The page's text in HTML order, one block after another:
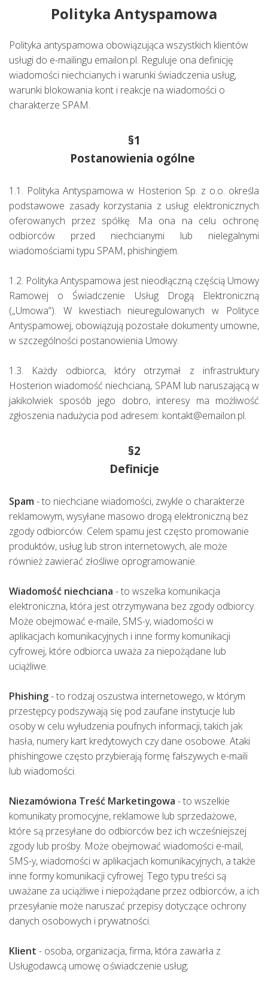
Polityka Antyspamowa
Polityka antyspamowa obowiązująca wszystkich klientów
usługi do e-mailingu emailon.pl. Reguluje ona definicję
wiadomości niechcianych i warunki świadczenia usług,
warunki blokowania kont i reakcje na wiadomości o
charakterze SPAM.
§1
Postanowienia ogólne
1.1. Polityka Antyspamowa w Hosterion Sp. z o.o. określa
podstawowe zasady korzystania z usług elektronicznych
oferowanych przez spółkę. Ma ona na celu ochronę
odbiorców przed niechcianymi lub nielegalnymi
wiadomościami typu SPAM, phishingiem.
1.2. Polityka Antyspamowa jest nieodłączną częścią Umowy
Ramowej o Świadczenie Usług Drogą Elektroniczną
(„Umowa”). W kwestiach nieuregulowanych w Polityce
Antyspamowej, obowiązują pozostałe dokumenty umowne,
w szczególności postanowienia Umowy.
1.3. Każdy odbiorca, który otrzymał z infrastruktury
Hosterion wiadomość niechcianą, SPAM lub naruszającą w
jakikolwiek sposób jego dobro, interesy ma możliwość
zgłoszenia nadużycia pod adresem: kontakt@emailon.pl.
§2
Definicje
Spam - to niechciane wiadomości, zwykle o charakterze
reklamowym, wysyłane masowo drogą elektroniczną bez
zgody odbiorców. Celem spamu jest często promowanie
produktów, usług lub stron internetowych, ale może
również zawierać złośliwe oprogramowanie.
Wiadomość niechciana - to wszelka komunikacja
elektroniczna, która jest otrzymywana bez zgody odbiorcy.
Może obejmować e-maile, SMS-y, wiadomości w
aplikacjach komunikacyjnych i inne formy komunikacji
cyfrowej, które odbiorca uważa za niepożądane lub
uciążliwe.
Phishing- to rodzaj oszustwa internetowego, w którym
przestępcy podszywają się pod zaufane instytucje lub
osoby w celu wyłudzenia poufnych informacji, takich jak
hasła, numery kart kredytowych czy dane osobowe. Ataki
phishingowe często przybierają formę fałszywych e-maili
lub wiadomości.
Niezamówiona Treść Marketingowa - to wszelkie
komunikaty promocyjne, reklamowe lub sprzedażowe,
które są przesyłane do odbiorców bez ich wcześniejszej
zgody lub prośby. Może obejmować wiadomości e-mail,
SMS-y, wiadomości w aplikacjach komunikacyjnych, a także
inne formy komunikacji cyfrowej. Tego typu treści są
uważane za uciążliwe i niepożądane przez odbiorców, a ich
przesyłanie może naruszać przepisy dotyczące ochrony
danych osobowych i prywatności.
Klient - osoba, organizacja, firma, która zawarła z
Usługodawcą umowę o świadczenie usług;